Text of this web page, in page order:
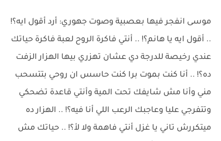
موسى انفجر فيها بعصبية وصوت جهوري: أرد أقول ايه؟!
.. أقول ايه يا هانم؟! .. أنتي فاكرة الروح لعبة فاكرة حياتك
عندي رخيصة للدرجة دي عشان تهزري بيها الهزار الزفت
ده؟! .. أنا كنت بموت برا كنت حاسس ان روحي بتتسحب
مني وأنا مش شايفك تحت المية وأنتي قاعدة تضحكي
وتتفرجي عليا وعاجبك الرعب اللي أنا فيه؟! .. الهزار ده
ميتكررش تاني يا غزل أنتي فاهمة ولا لأ؟! .. حياتك مش